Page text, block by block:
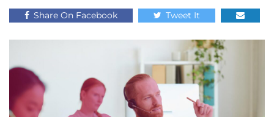
Share On Facebook Tweet It